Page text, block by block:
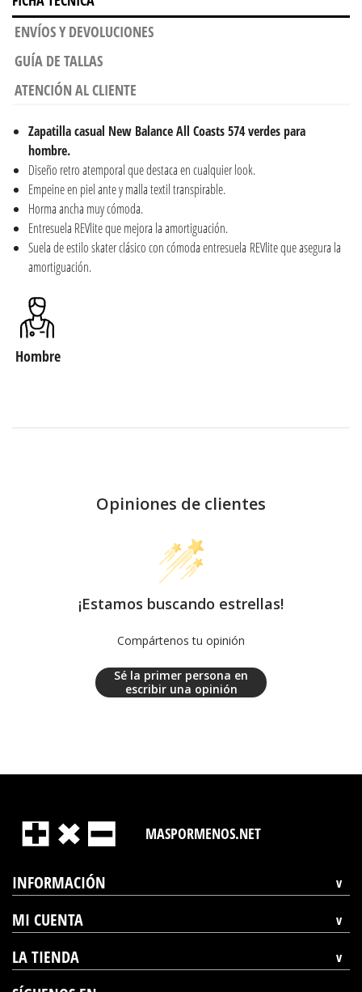
ENVÍOS Y DEVOLUCIONES
GUÍA DE TALLAS
ATENCIÓN AL CLIENTE
Zapatilla casual New Balance All Coasts 574 verdes para
hombre.
Diseño retro atemporal que destaca en cualquier look.
Empeine en piel ante y malla textil transpirable.
Horma ancha muy cómoda.
Entresuela REVlite que mejora la amortiguación.
Suela de estilo skater clásico con cómoda entresuela REVlite que asegura la
amortiguación.
Hombre
Opiniones de clientes
¡Estamos buscando estrellas!
Compártenos tu opinión
Sé la primer persona en
escribir una opinión
MASPORMENOS.NET
INFORMACIÓN
MI CUENTA
LA TIENDA